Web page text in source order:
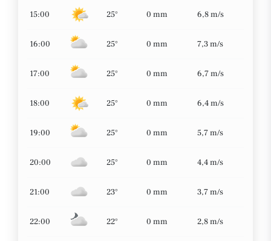
15:00 25° 0 mm 6,8 m/s
16:00 25° 0 mm 7,3 m/s
17:00 25° 0 mm 6,7 m/s
18:00 25° 0 mm 6,4 m/s
19:00 25° 0 mm 5,7 m/s
20:00 25° 0 mm 4,4 m/s
21:00 23° 0 mm 3,7 m/s
22:00 22° 0 mm 2,8 m/s